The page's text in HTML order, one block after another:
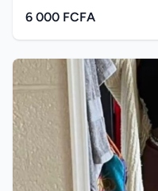
6 000 FCFA